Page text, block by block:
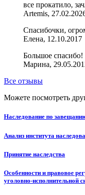
все прокатило,
Artemis,
Спасибочки,
Елена, 12.10.2017
Большое
Марина,
Все отзывы
Можете посмотреть
Наследование по
Анализ института
Принятие наследства
Особенности и правовое
уголовно-исполнительной